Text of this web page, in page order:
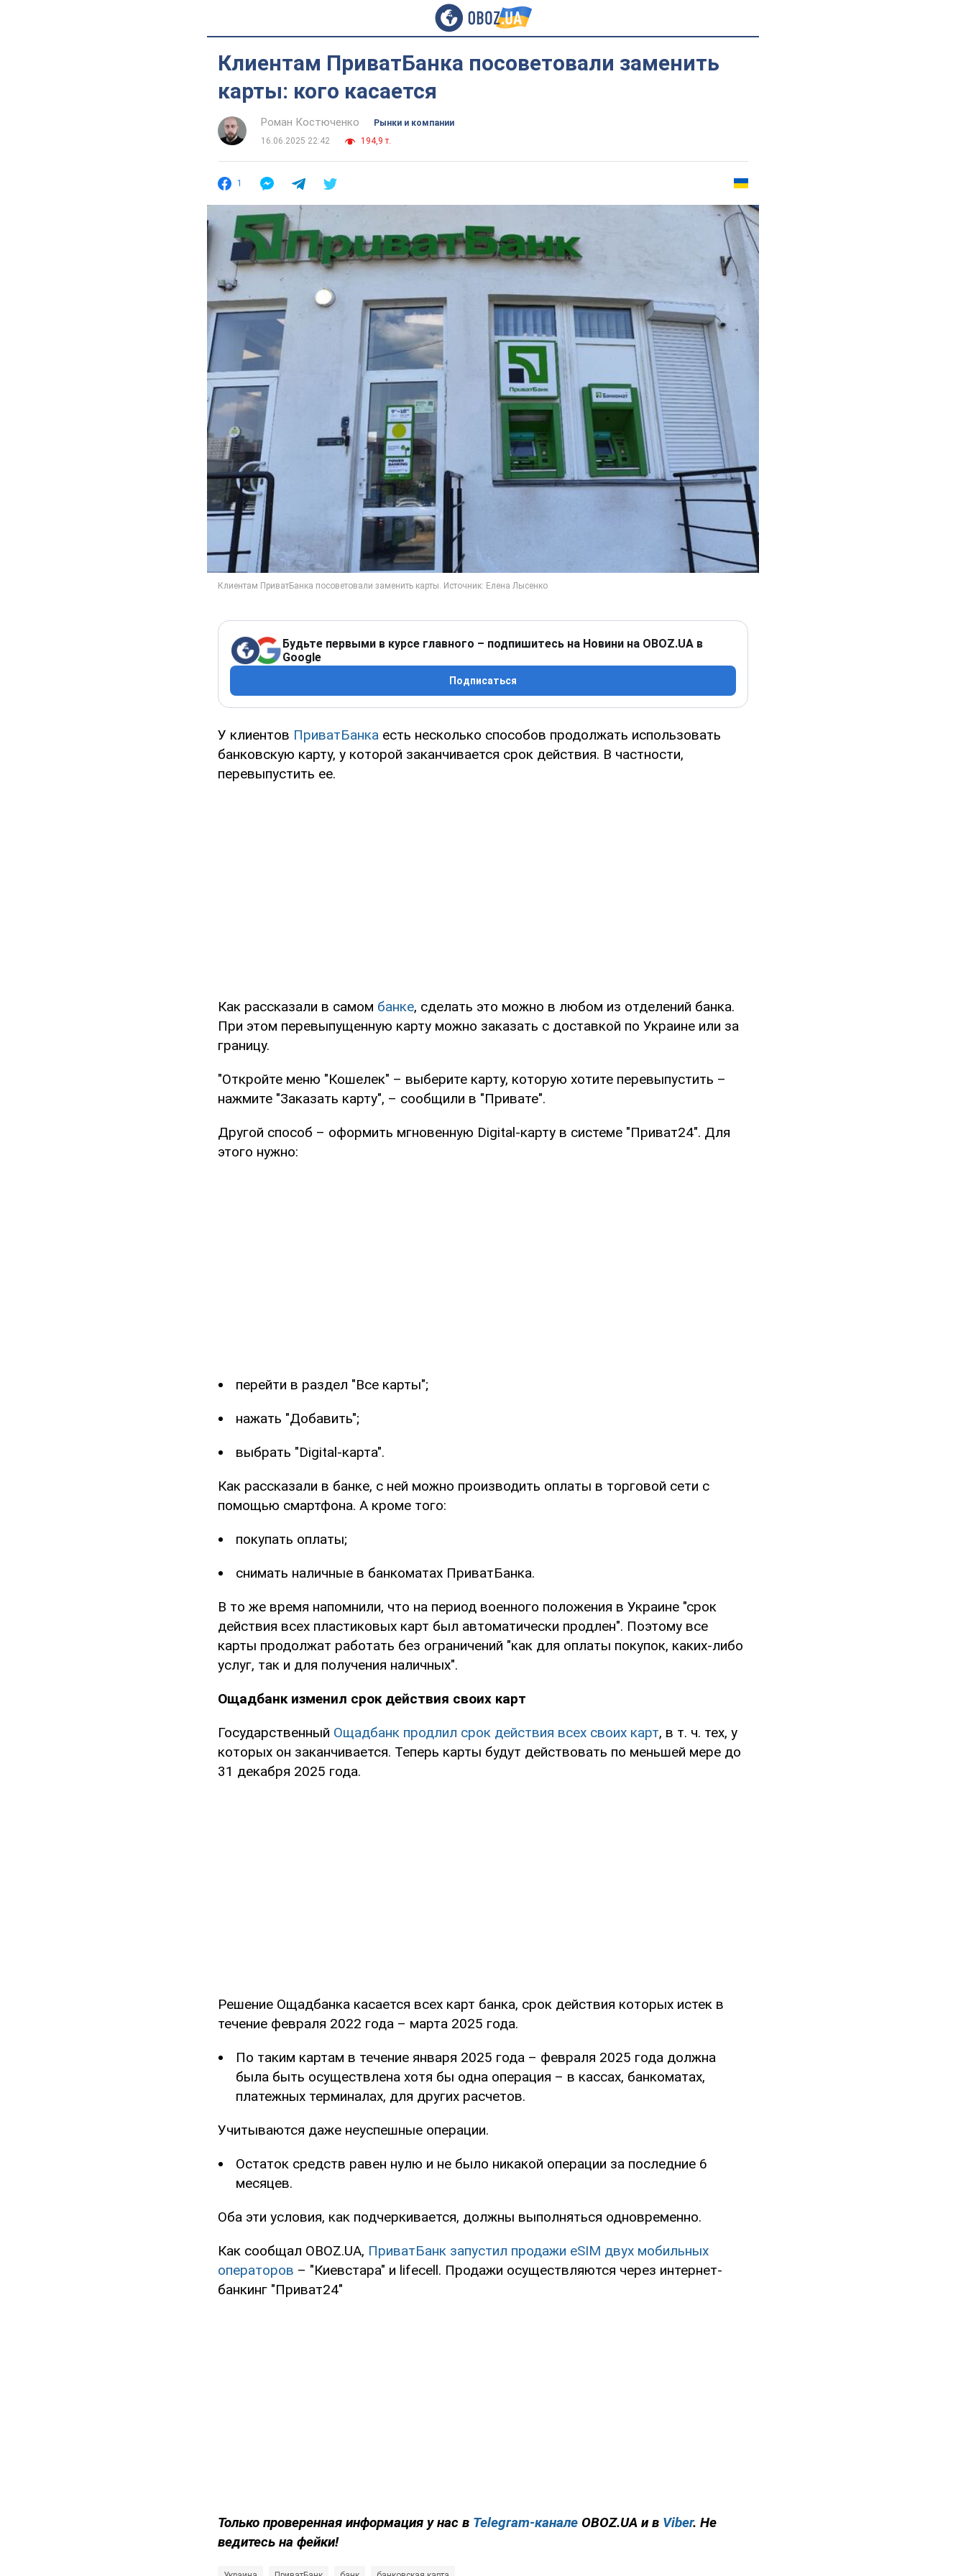
Клиентам ПриватБанка посоветовали заменить
карты: кого касается
Роман Костюченко
Рынки и компании
16.06.2025 22:42
194,9 т.
1
Будьте первыми в курсе главного – подпишитесь на Новини на OBOZ.UA в
Google
Подписаться
У клиентов ПриватБанка есть несколько способов продолжать использовать
банковскую карту, у которой заканчивается срок действия. В частности,
перевыпустить ее.
Как рассказали в самом банке, сделать это можно в любом из отделений банка.
При этом перевыпущенную карту можно заказать с доставкой по Украине или за
границу.
"Откройте меню "Кошелек" – выберите карту, которую хотите перевыпустить –
нажмите "Заказать карту", – сообщили в "Привате".
Другой способ – оформить мгновенную Digital-карту в системе "Приват24". Для
этого нужно:
перейти в раздел "Все карты";
нажать "Добавить";
выбрать "Digital-карта".
Как рассказали в банке, с ней можно производить оплаты в торговой сети с
помощью смартфона. А кроме того:
покупать оплаты;
снимать наличные в банкоматах ПриватБанка.
В то же время напомнили, что на период военного положения в Украине "срок
действия всех пластиковых карт был автоматически продлен". Поэтому все
карты продолжат работать без ограничений "как для оплаты покупок, каких-либо
услуг, так и для получения наличных".
Ощадбанк изменил срок действия своих карт
Государственный Ощадбанк продлил срок действия всех своих карт, в т. ч. тех, у
которых он заканчивается. Теперь карты будут действовать по меньшей мере до
31 декабря 2025 года.
Решение Ощадбанка касается всех карт банка, срок действия которых истек в
течение февраля 2022 года – марта 2025 года.
По таким картам в течение января 2025 года – февраля 2025 года должна
была быть осуществлена ​​хотя бы одна операция – в кассах, банкоматах,
платежных терминалах, для других расчетов.
Учитываются даже неуспешные операции.
Остаток средств равен нулю и не было никакой операции за последние 6
месяцев.
Оба эти условия, как подчеркивается, должны выполняться одновременно.
Как сообщал OBOZ.UA, ПриватБанк запустил продажи eSIM двух мобильных
операторов – "Киевстара" и lifecell. Продажи осуществляются через интернет-
банкинг "Приват24"
Только проверенная информация у нас в Telegram-канале OBOZ.UA и в Viber. Не
ведитесь на фейки!